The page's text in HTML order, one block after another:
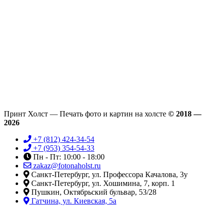
Принт Холст — Печать фото и картин на холсте © 2018 —
2026
+7 (812) 424-34-54
+7 (953) 354-54-33
Пн - Пт: 10:00 - 18:00
zakaz@fotonaholst.ru
Санкт-Петербург, ул. Профессора Качалова, 3у
Санкт-Петербург, ул. Хошимина, 7, корп. 1
Пушкин, Октябрьский бульвар, 53/28
Гатчина, ул. Киевская, 5а